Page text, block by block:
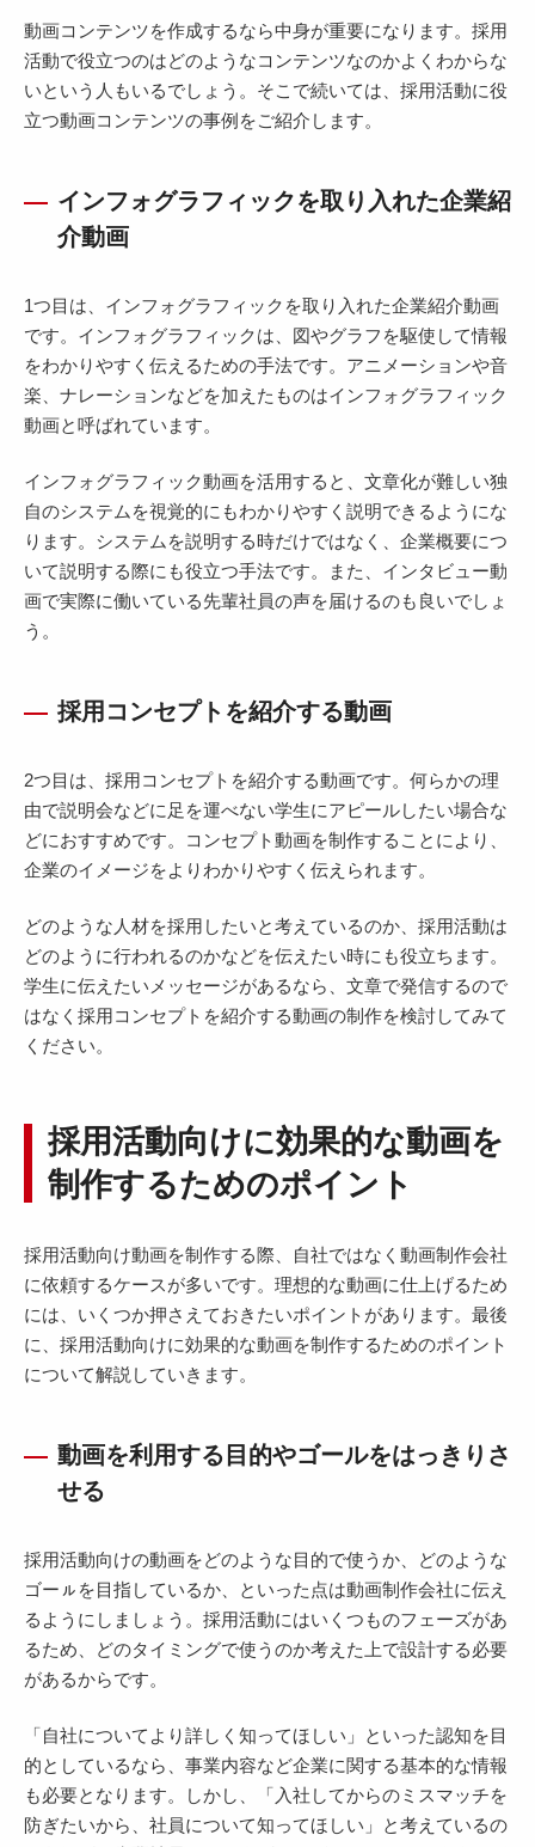
動画コンテンツを作成するなら中身が重要になります。採用
活動で役立つのはどのようなコンテンツなのかよくわからな
いという人もいるでしょう。そこで続いては、採用活動に役
立つ動画コンテンツの事例をご紹介します。
インフォグラフィックを取り入れた企業紹
介動画
1つ目は、インフォグラフィックを取り入れた企業紹介動画
です。インフォグラフィックは、図やグラフを駆使して情報
をわかりやすく伝えるための手法です。アニメーションや音
楽、ナレーションなどを加えたものはインフォグラフィック
動画と呼ばれています。
インフォグラフィック動画を活用すると、文章化が難しい独
自のシステムを視覚的にもわかりやすく説明できるようにな
ります。システムを説明する時だけではなく、企業概要につ
いて説明する際にも役立つ手法です。また、インタビュー動
画で実際に働いている先輩社員の声を届けるのも良いでしょ
う。
採用コンセプトを紹介する動画
2つ目は、採用コンセプトを紹介する動画です。何らかの理
由で説明会などに足を運べない学生にアピールしたい場合な
どにおすすめです。コンセプト動画を制作することにより、
企業のイメージをよりわかりやすく伝えられます。
どのような人材を採用したいと考えているのか、採用活動は
どのように行われるのかなどを伝えたい時にも役立ちます。
学生に伝えたいメッセージがあるなら、文章で発信するので
はなく採用コンセプトを紹介する動画の制作を検討してみて
ください。
採用活動向けに効果的な動画を
制作するためのポイント
採用活動向け動画を制作する際、自社ではなく動画制作会社
に依頼するケースが多いです。理想的な動画に仕上げるため
には、いくつか押さえておきたいポイントがあります。最後
に、採用活動向けに効果的な動画を制作するためのポイント
について解説していきます。
動画を利用する目的やゴールをはっきりさ
せる
採用活動向けの動画をどのような目的で使うか、どのような
ゴーㇽを目指しているか、といった点は動画制作会社に伝え
るようにしましょう。採用活動にはいくつものフェーズがあ
るため、どのタイミングで使うのか考えた上で設計する必要
があるからです。
「自社についてより詳しく知ってほしい」といった認知を目
的としているなら、事業内容など企業に関する基本的な情報
も必要となります。しかし、「入社してからのミスマッチを
防ぎたいから、社員について知ってほしい」と考えているの